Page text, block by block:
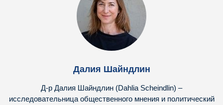
Далия Шайндлин
Д-р Далия Шайндлин (Dahlia Scheindlin) –
исследовательница общественного мнения и политический